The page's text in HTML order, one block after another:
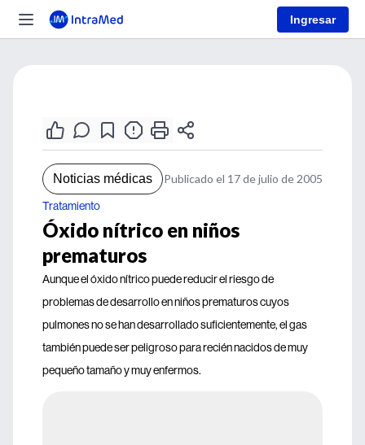
Ingresar
Noticias médicas Publicado el 17 de julio de 2005
Tratamiento
Óxido nítrico en niños
prematuros
Aunque el óxido nítrico puede reducir el riesgo de
problemas de desarrollo en niños prematuros cuyos
pulmones no se han desarrollado suficientemente, el gas
también puede ser peligroso para recién nacidos de muy
pequeño tamaño y muy enfermos.